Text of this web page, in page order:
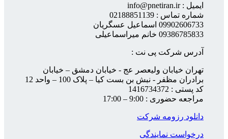
ایمیل : info@pnetiran.ir
شماره تماس : 02188851139
09902606733 اسماعیل عسگریان
09386785833 خانم میراسماعیلی
آدرس شرکت پی نت :
تهران خیابان ولیعصر عج - خیابان دمشق – خیابان
برادران مظفر - نبش بن بست کیا – پلاک 100 – واحد 12
کد پستی : 1416734372
مراجعه حضوری : 9:00 – 17:00
دانلود رزومه شرکت
درخواست نمایندگی